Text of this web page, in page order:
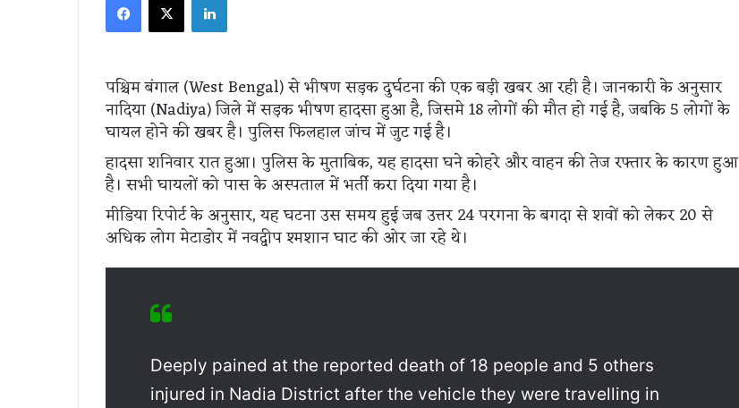
पश्चिम बंगाल (West Bengal) से भीषण सड़क दुर्घटना की एक बड़ी खबर आ रही है। जानकारी के अनुसार
नादिया (Nadiya) जिले में सड़क भीषण हादसा हुआ है, जिसमे 18 लोगों की मौत हो गई है, जबकि 5 लोगों के
घायल होने की खबर है। पुलिस फिलहाल जांच में जुट गई है।
हादसा शनिवार रात हुआ। पुलिस के मुताबिक, यह हादसा घने कोहरे और वाहन की तेज रफ्तार के कारण हुआ
है। सभी घायलों को पास के अस्पताल में भर्ती करा दिया गया है।
मीडिया रिपोर्ट के अनुसार, यह घटना उस समय हुई जब उत्तर 24 परगना के बगदा से शवों को लेकर 20 से
अधिक लोग मेटाडोर में नवद्वीप श्मशान घाट की ओर जा रहे थे।
Deeply pained at the reported death of 18 people and 5 others
injured in Nadia District after the vehicle they were travelling in